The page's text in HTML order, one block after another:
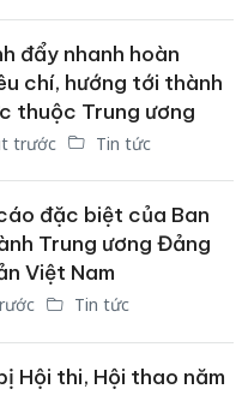
đẩy nhanh hoàn
chí, hướng tới thành
thuộc Trung ương
trước Tin tức
đặc biệt của Ban
Trung ương Đảng
Việt Nam
Tin tức
Hội thi, Hội thao năm